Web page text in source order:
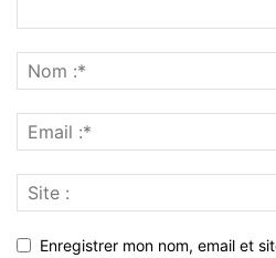
Enregistrer mon nom, email et